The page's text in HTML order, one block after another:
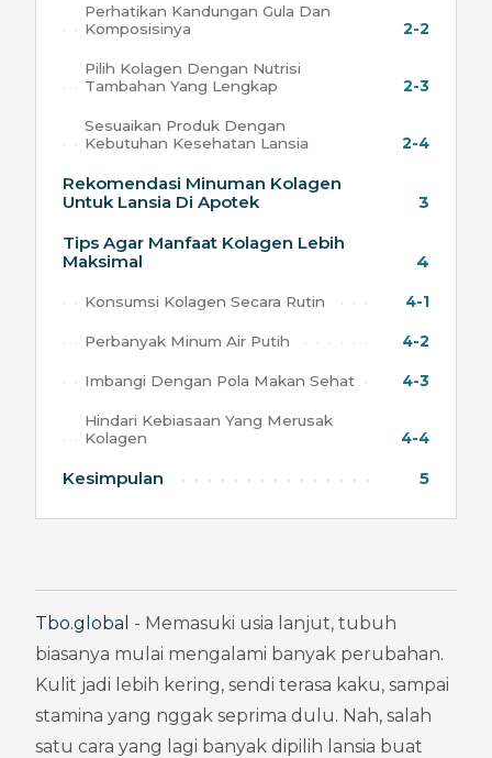
Perhatikan Kandungan Gula Dan
Komposisinya
2-2
Pilih Kolagen Dengan Nutrisi
Tambahan Yang Lengkap
2-3
Sesuaikan Produk Dengan
Kebutuhan Kesehatan Lansia
2-4
Rekomendasi Minuman Kolagen
Untuk Lansia Di Apotek
3
Tips Agar Manfaat Kolagen Lebih
Maksimal
4
Konsumsi Kolagen Secara Rutin 4-1
Perbanyak Minum Air Putih 4-2
Imbangi Dengan Pola Makan Sehat 4-3
Hindari Kebiasaan Yang Merusak
Kolagen
4-4
Kesimpulan 5
Tbo.global - Memasuki usia lanjut, tubuh
biasanya mulai mengalami banyak perubahan.
Kulit jadi lebih kering, sendi terasa kaku, sampai
stamina yang nggak seprima dulu. Nah, salah
satu cara yang lagi banyak dipilih lansia buat